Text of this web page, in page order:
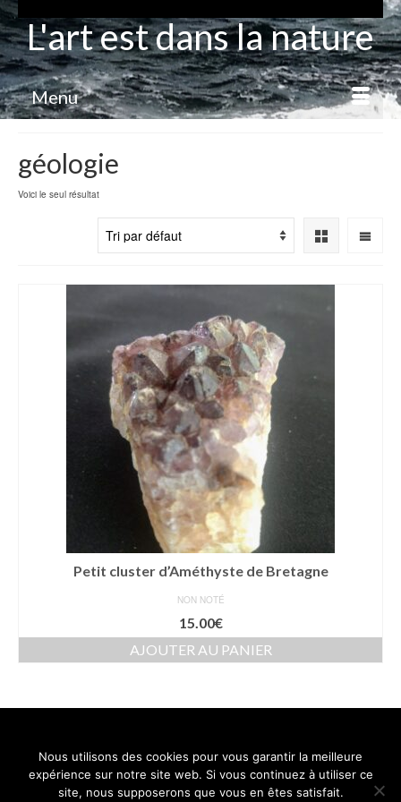
L'art est dans la nature
Menu
géologie
Voici le seul résultat
Petit cluster d’Améthyste de Bretagne
NON NOTÉ
15.00€
AJOUTER AU PANIER
Contact
Conditions générales de vente
Politique de confidentialité
Nous utilisons des cookies pour vous garantir la meilleure
expérience sur notre site web. Si vous continuez à utiliser ce
site, nous supposerons que vous en êtes satisfait.